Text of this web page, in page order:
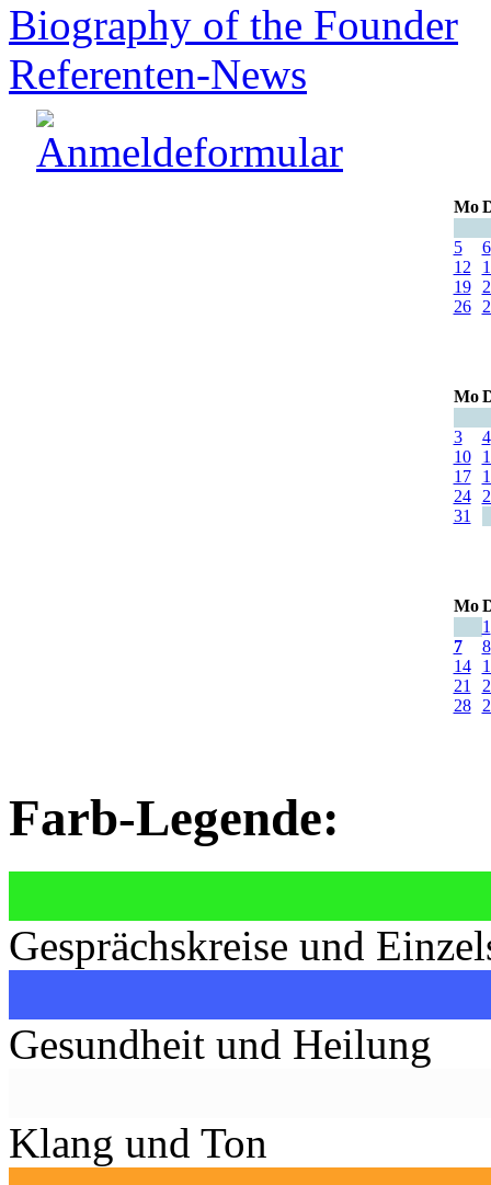
Biography of the Founder
Referenten-News
Mo
5
6
12
19
26
Mo
3
4
10
17
24
31
Mo
1
7
8
14
21
28
Farb-Legende:
Gesprächskreise und
Gesundheit und Heilung
Klang und Ton